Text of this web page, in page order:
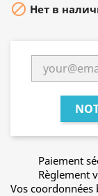
 Нет в
Paiement
Règlement
Vos